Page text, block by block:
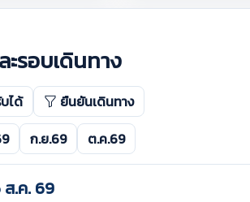
ะรอบเดินทาง
ได้
ยืนยันเดินทาง
ก.ย.69 ต.ค.69
ส.ค. 69